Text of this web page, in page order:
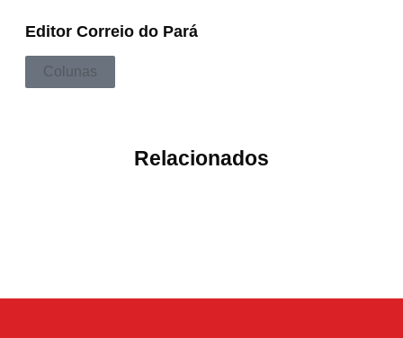
Editor Correio do Pará
Colunas
Relacionados